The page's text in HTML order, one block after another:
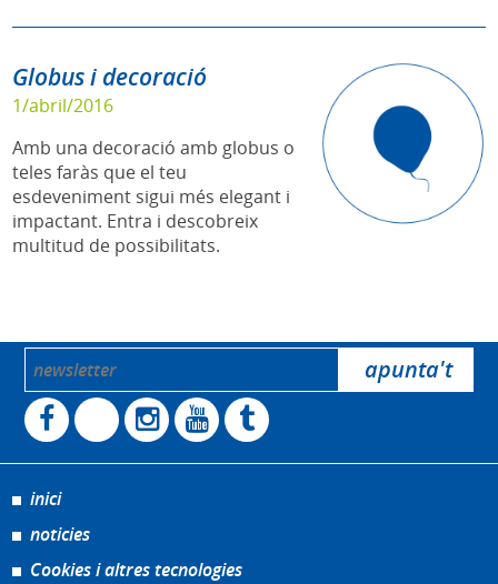
Globus i decoració
1/abril/2016
Amb una decoració amb globus o
teles faràs que el teu
esdeveniment sigui més elegant i
impactant. Entra i descobreix
multitud de possibilitats.
inici
noticies
Cookies i altres tecnologies